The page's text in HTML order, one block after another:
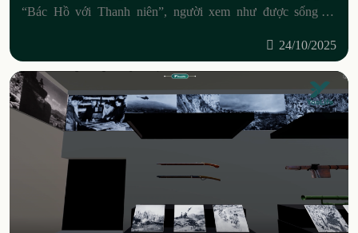
“Bác Hồ với Thanh niên”, người xem như được sống lại
24/10/2025